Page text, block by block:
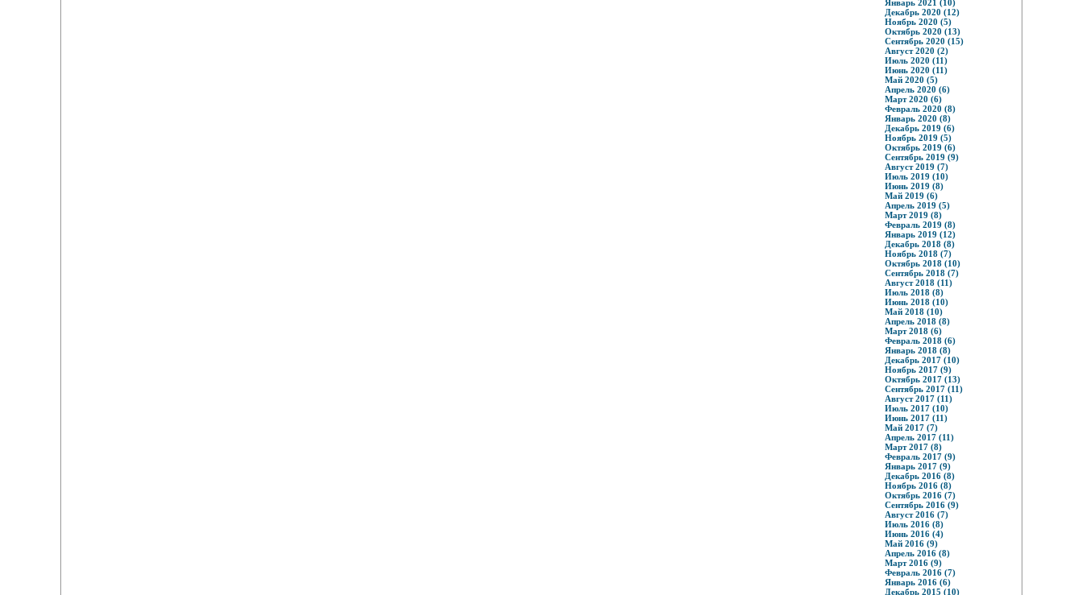
Январь 2021 (10)
Декабрь 2020 (12)
Ноябрь 2020 (5)
Октябрь 2020 (13)
Сентябрь 2020 (15)
Август 2020 (2)
Июль 2020 (11)
Июнь 2020 (11)
Май 2020 (5)
Апрель 2020 (6)
Март 2020 (6)
Февраль 2020 (8)
Январь 2020 (8)
Декабрь 2019 (6)
Ноябрь 2019 (5)
Октябрь 2019 (6)
Сентябрь 2019 (9)
Август 2019 (7)
Июль 2019 (10)
Июнь 2019 (8)
Май 2019 (6)
Апрель 2019 (5)
Март 2019 (8)
Февраль 2019 (8)
Январь 2019 (12)
Декабрь 2018 (8)
Ноябрь 2018 (7)
Октябрь 2018 (10)
Сентябрь 2018 (7)
Август 2018 (11)
Июль 2018 (8)
Июнь 2018 (10)
Май 2018 (10)
Апрель 2018 (8)
Март 2018 (6)
Февраль 2018 (6)
Январь 2018 (8)
Декабрь 2017 (10)
Ноябрь 2017 (9)
Октябрь 2017 (13)
Сентябрь 2017 (11)
Август 2017 (11)
Июль 2017 (10)
Июнь 2017 (11)
Май 2017 (7)
Апрель 2017 (11)
Март 2017 (8)
Февраль 2017 (9)
Январь 2017 (9)
Декабрь 2016 (8)
Ноябрь 2016 (8)
Октябрь 2016 (7)
Сентябрь 2016 (9)
Август 2016 (7)
Июль 2016 (8)
Июнь 2016 (4)
Май 2016 (9)
Апрель 2016 (8)
Март 2016 (9)
Февраль 2016 (7)
Январь 2016 (6)
Декабрь 2015 (10)